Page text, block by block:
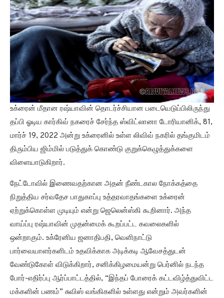
உக்ரைன் மீதான ரஷ்யாவின் தொடர்ச்சியான படையெடுப்பிலிருந்து
தப்பி ஓடிய கார்கிவ் நகரைச் சேர்ந்த ஸ்விட்லானா டோரியானிக், 81,
மார்ச் 19, 2022 அன்று உக்ரைனில் உள்ள லிவிவ் நகரில் தங்குமிடம்
திரும்பிய ஜிம்மில் படுத்துக் கொண்டு குறுக்கெழுத்துக்களை
விளையாடுகிறார்.
நேட்டோவில் இணைவதற்கான அதன் நீண்டகால நோக்கத்தை
நிறுத்திய சர்வதேச பாதுகாப்பு உத்தரவாதங்களை உக்ரைன்
ஏற்றுக்கொள்ள முடியும் என்று ஜெலென்ஸ்கி கூறினார். அந்த
வாய்ப்பு ரஷ்யாவின் முதன்மைக் கூறப்பட்ட கவலைகளில்
ஒன்றாகும். உக்ரேனிய ஜனாதிபதி, வெளிநாட்டு
பார்வையாளர்களிடம் உதவிக்காக அடிக்கடி ஆவேசத்துடன்
வேண்டுகோள் விடுக்கிறார், சனிக்கிழமையன்று பெர்னில் நடந்த
போர்-எதிர்ப்பு ஆர்ப்பாட்டத்தில், “இந்தப் போரைக் கட்டவிழ்த்துவிட்ட
மக்களின் பணம்” சுவிஸ் வங்கிகளில் உள்ளது என்றும் அவர்களின்